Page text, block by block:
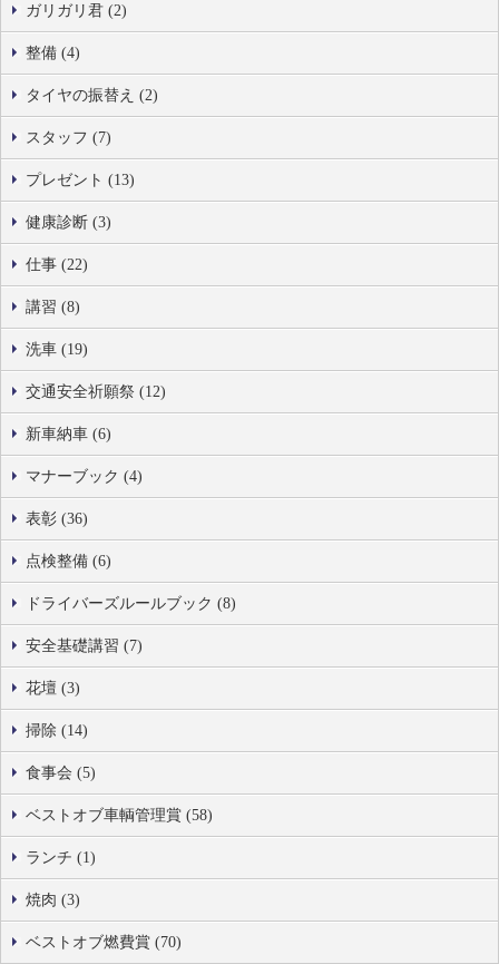
ガリガリ君 (2)
整備 (4)
タイヤの振替え (2)
スタッフ (7)
プレゼント (13)
健康診断 (3)
仕事 (22)
講習 (8)
洗車 (19)
交通安全祈願祭 (12)
新車納車 (6)
マナーブック (4)
表彰 (36)
点検整備 (6)
ドライバーズルールブック (8)
安全基礎講習 (7)
花壇 (3)
掃除 (14)
食事会 (5)
ベストオブ車輌管理賞 (58)
ランチ (1)
焼肉 (3)
ベストオブ燃費賞 (70)